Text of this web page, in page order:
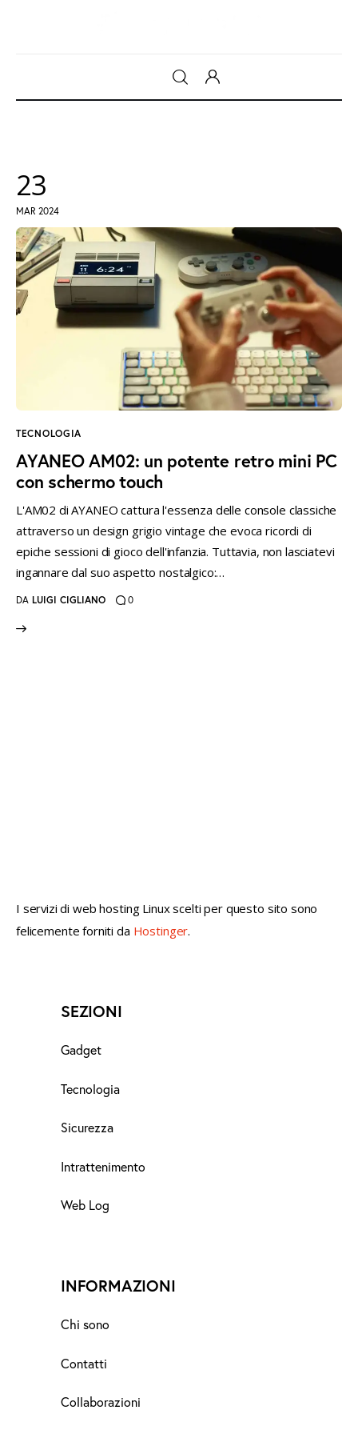
Intrattenimento
Web Log
instagramm
threadstwitter-
x
rss
23
MAR 2024
TECNOLOGIA
AYANEO AM02: un potente retro mini PC
con schermo touch
L'AM02 di AYANEO cattura l'essenza delle console classiche
attraverso un design grigio vintage che evoca ricordi di
epiche sessioni di gioco dell'infanzia. Tuttavia, non lasciatevi
ingannare dal suo aspetto nostalgico:…
DA LUIGI CIGLIANO 0
I servizi di web hosting Linux scelti per questo sito sono
felicemente forniti da Hostinger.
SEZIONI
Gadget
Tecnologia
Sicurezza
Intrattenimento
Web Log
INFORMAZIONI
Chi sono
Contatti
Collaborazioni